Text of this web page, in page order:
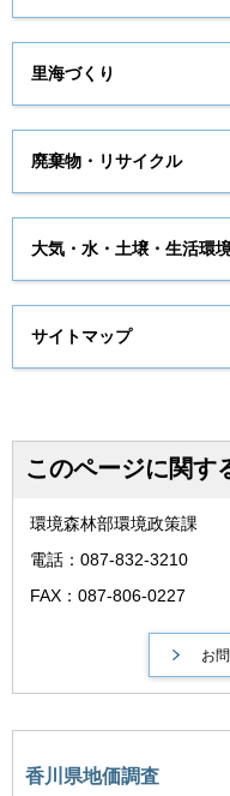
里海づくり
廃棄物・リサイクル
大気・水・土壌・生活環
サイトマップ
このページに関す
環境森林部環境政策課
電話：087-832-3210
FAX：087-806-0227
香川県地価調査